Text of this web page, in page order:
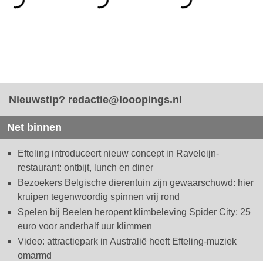
Nieuwstip? redactie@looopings.nl
Net binnen
Efteling introduceert nieuw concept in Raveleijn-
restaurant: ontbijt, lunch en diner
Bezoekers Belgische dierentuin zijn gewaarschuwd: hier
kruipen tegenwoordig spinnen vrij rond
Spelen bij Beelen heropent klimbeleving Spider City: 25
euro voor anderhalf uur klimmen
Video: attractiepark in Australië heeft Efteling-muziek
omarmd